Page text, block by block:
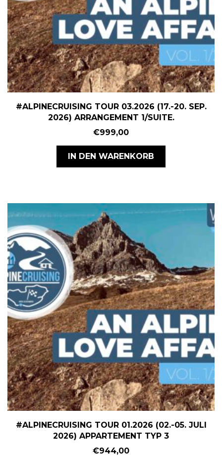
#ALPINECRUISING TOUR 03.2026 (17.-20. SEP.
2026) ARRANGEMENT 1/SUITE.
€999,00
IN DEN WARENKORB
#ALPINECRUISING TOUR 01.2026 (02.-05. JULI
2026) APPARTEMENT TYP 3
€944,00